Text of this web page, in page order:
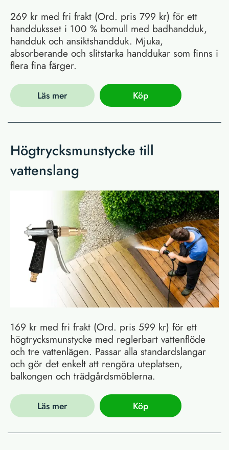
269 kr med fri frakt (Ord. pris 799 kr) för ett
handduksset i 100 % bomull med badhandduk,
handduk och ansiktshandduk. Mjuka,
absorberande och slitstarka handdukar som finns i
flera fina färger.
Läs mer Köp
Högtrycksmunstycke till
vattenslang
169 kr med fri frakt (Ord. pris 599 kr) för ett
högtrycksmunstycke med reglerbart vattenflöde
och tre vattenlägen. Passar alla standardslangar
och gör det enkelt att rengöra uteplatsen,
balkongen och trädgårdsmöblerna.
Läs mer Köp